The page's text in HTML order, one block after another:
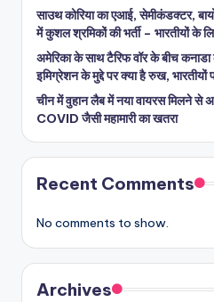
साउथ कोरिया का एआई, सेमीकंडक्टर,
में कुशल श्रमिकों की भर्ती – भारतीयों के
अमेरिका के साथ टैरिफ वॉर के बीच कनाडा
इमिग्रेशन के मुद्दे पर क्या है रुख, भारतीयों
चीन में वुहान लैब में नया वायरस मिलने से
COVID जैसी महामारी का खतरा
Recent Comments
No comments to show.
Archives